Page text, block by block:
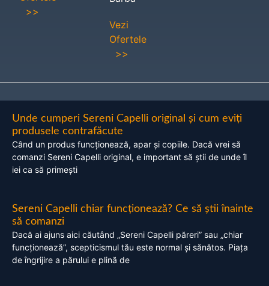
>>
Vezi
Ofertele
>>
Unde cumperi Sereni Capelli original și cum eviți
produsele contrafăcute
Când un produs funcționează, apar și copiile. Dacă vrei să
comanzi Sereni Capelli original, e important să știi de unde îl
iei ca să primești
Sereni Capelli chiar funcționează? Ce să știi înainte
să comanzi
Dacă ai ajuns aici căutând „Sereni Capelli păreri” sau „chiar
funcționează”, scepticismul tău este normal și sănătos. Piața
de îngrijire a părului e plină de